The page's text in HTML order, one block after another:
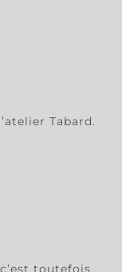
Tabard.
toutefois